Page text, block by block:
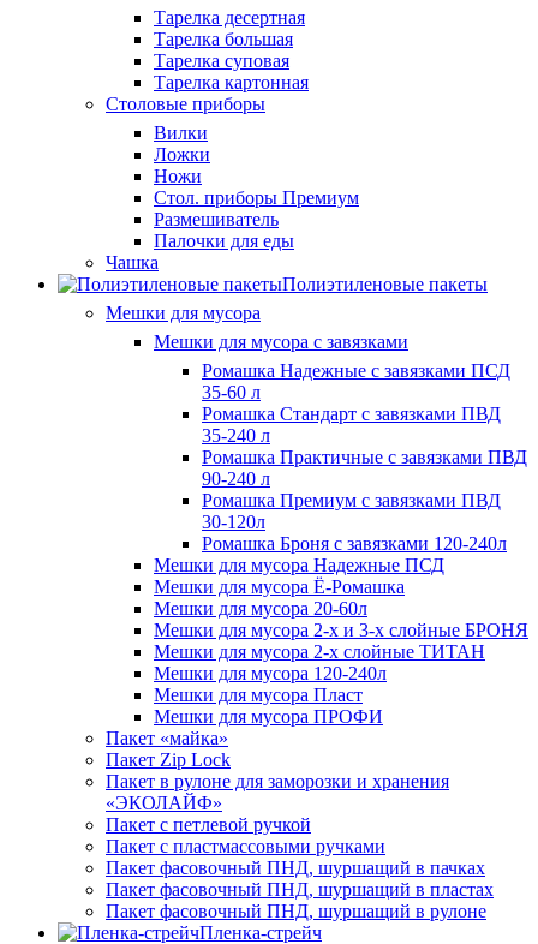
Тарелка десертная
Тарелка большая
Тарелка суповая
Тарелка картонная
Столовые приборы
Вилки
Ложки
Ножи
Стол. приборы Премиум
Размешиватель
Палочки для еды
Чашка
Полиэтиленовые пакеты
Мешки для мусора
Мешки для мусора с завязками
Ромашка Надежные с завязками ПСД
35-60 л
Ромашка Стандарт с завязками ПВД
35-240 л
Ромашка Практичные с завязками ПВД
90-240 л
Ромашка Премиум с завязками ПВД
30-120л
Ромашка Броня с завязками 120-240л
Мешки для мусора Надежные ПСД
Мешки для мусора Ё-Ромашка
Мешки для мусора 20-60л
Мешки для мусора 2-х и 3-х слойные БРОНЯ
Мешки для мусора 2-х слойные ТИТАН
Мешки для мусора 120-240л
Мешки для мусора Пласт
Мешки для мусора ПРОФИ
Пакет «майка»
Пакет Zip Lock
Пакет в рулоне для заморозки и хранения
«ЭКОЛАЙФ»
Пакет с петлевой ручкой
Пакет с пластмассовыми ручками
Пакет фасовочный ПНД, шуршащий в пачках
Пакет фасовочный ПНД, шуршащий в пластах
Пакет фасовочный ПНД, шуршащий в рулоне
Пленка-стрейч